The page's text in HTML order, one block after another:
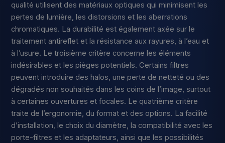
qualité utilisent des matériaux optiques qui minimisent les
pertes de lumière, les distorsions et les aberrations
chromatiques. La durabilité est également axée sur le
traitement antireflet et la résistance aux rayures, à l’eau et
à l’usure. Le troisième critère concerne les éléments
indésirables et les pièges potentiels. Certains filtres
peuvent introduire des halos, une perte de netteté ou des
dégradés non souhaités dans les coins de l’image, surtout
à certaines ouvertures et focales. Le quatrième critère
traite de l’ergonomie, du format et des options. La facilité
d’installation, le choix du diamètre, la compatibilité avec les
porte-filtres et les adaptateurs, ainsi que les possibilités